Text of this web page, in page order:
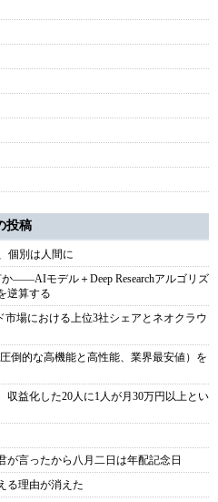
投稿
個別は人間に
――AIモデル＋Deep Researchアルゴリズ
逆算する
場における上位3社シェアとネオクラウ
倒的な高機能と高性能、業界最安値）を
収益化した20人に1人が月30万円以上とい
が言ったから八月二日は年配記念日
る理由が消えた